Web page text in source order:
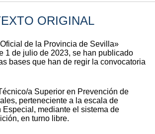
ORIGINAL
de la Provincia de Sevilla»
1 de julio de 2023, se han publicado
bases que han de regir la convocatoria
a Superior en Prevención de
perteneciente a la escala de
Especial, mediante el sistema de
en turno libre.